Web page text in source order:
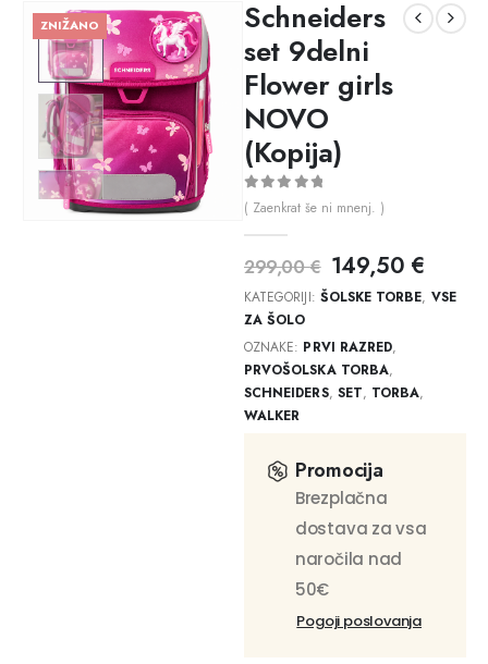
ZNIŽANO
Schneiders
set 9delni
Flower girls
NOVO
(Kopija)
0out of 5
( Zaenkrat še ni mnenj. )
299,00€ 149,50 €
KATEGORIJI: ŠOLSKE TORBE, VSE
ZA ŠOLO
OZNAKE: PRVI RAZRED,
PRVOŠOLSKA TORBA,
SCHNEIDERS, SET, TORBA,
WALKER
Promocija
Brezplačna
dostava za vsa
naročila nad
50€
Pogoji poslovanja